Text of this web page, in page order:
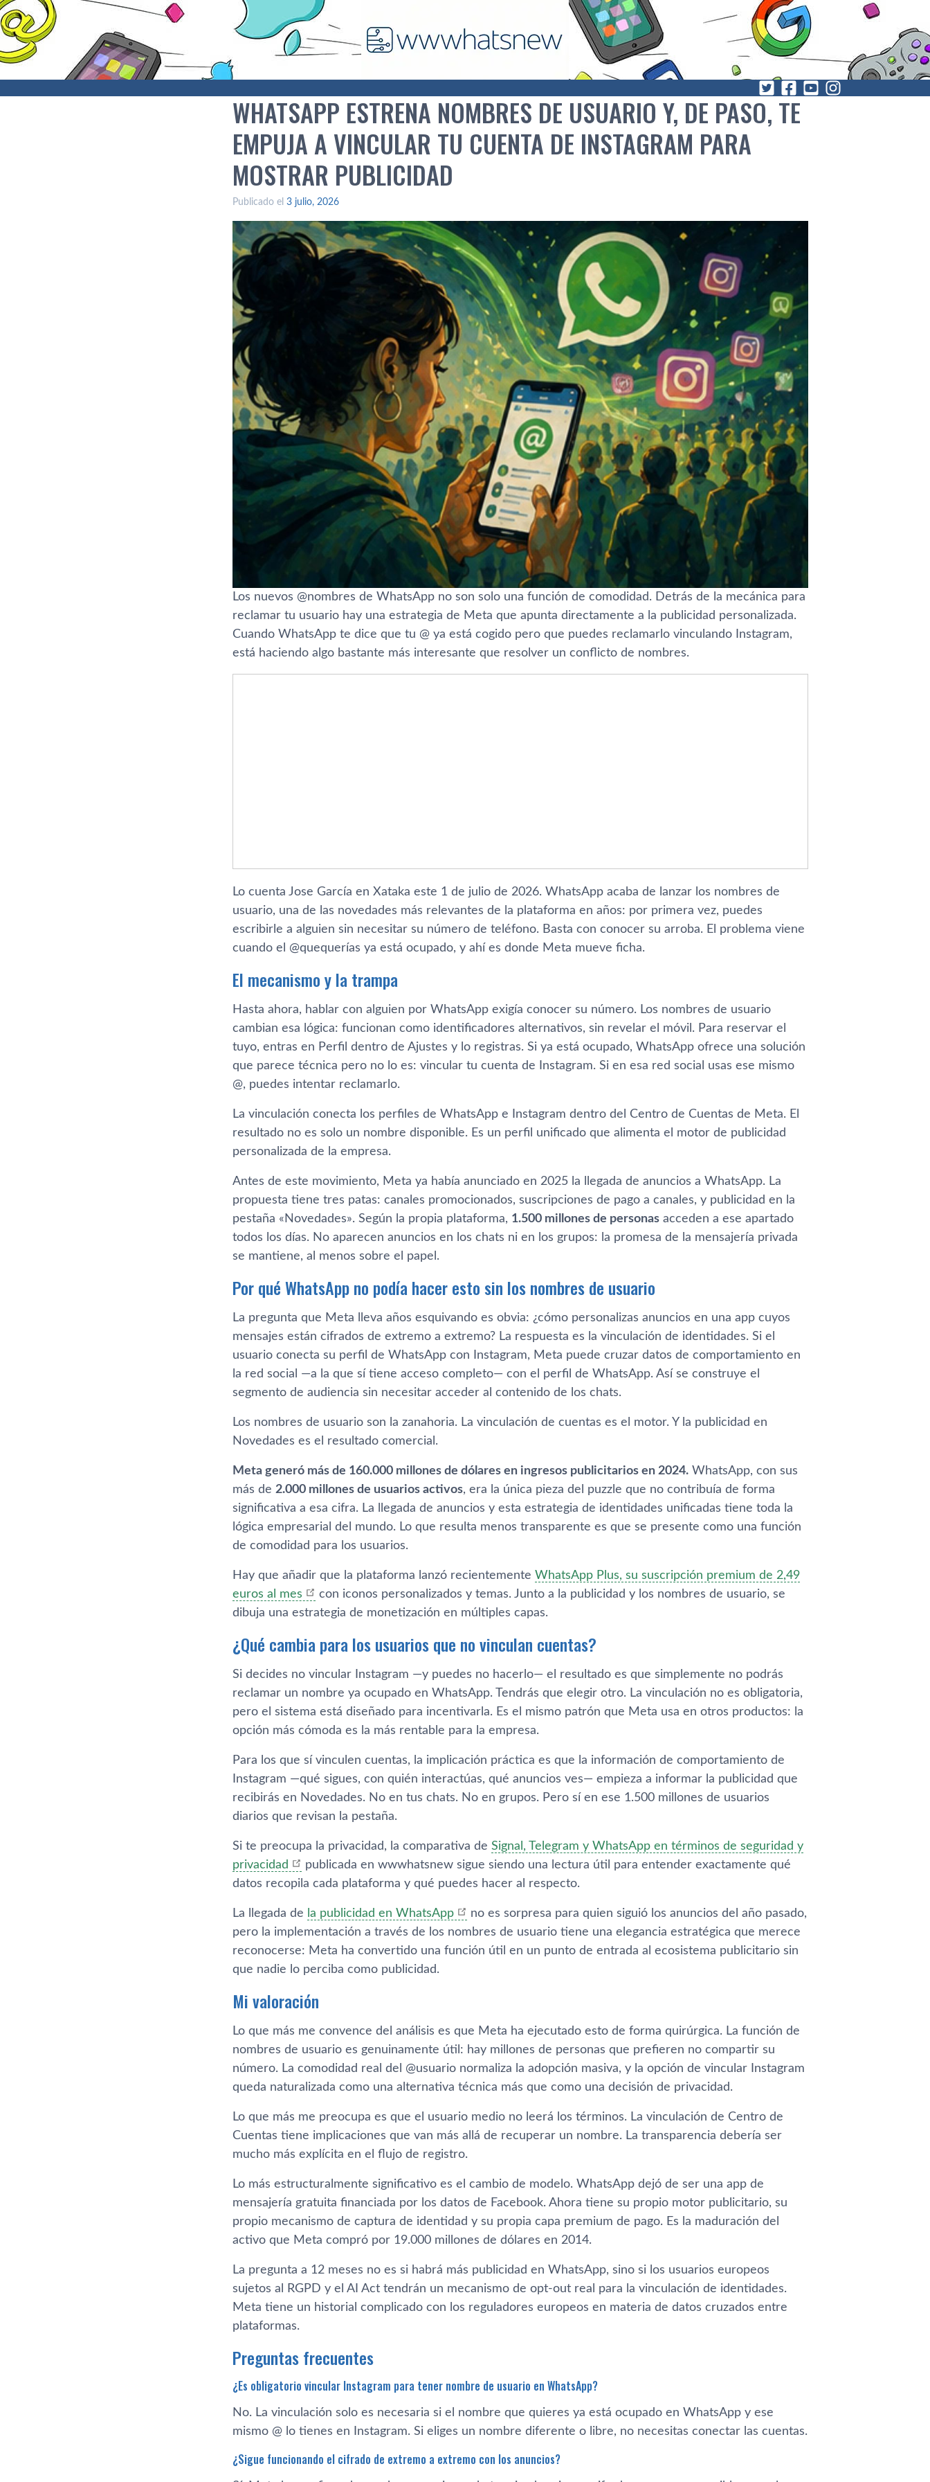
WHATSAPP ESTRENA NOMBRES DE USUARIO Y, DE PASO, TE
EMPUJA A VINCULAR TU CUENTA DE INSTAGRAM PARA
MOSTRAR PUBLICIDAD
Publicado el 3 julio, 2026
Los nuevos @nombres de WhatsApp no son solo una función de comodidad. Detrás de la mecánica para
reclamar tu usuario hay una estrategia de Meta que apunta directamente a la publicidad personalizada.
Cuando WhatsApp te dice que tu @ ya está cogido pero que puedes reclamarlo vinculando Instagram,
está haciendo algo bastante más interesante que resolver un conflicto de nombres.
Lo cuenta Jose García en Xataka este 1 de julio de 2026. WhatsApp acaba de lanzar los nombres de
usuario, una de las novedades más relevantes de la plataforma en años: por primera vez, puedes
escribirle a alguien sin necesitar su número de teléfono. Basta con conocer su arroba. El problema viene
cuando el @quequerías ya está ocupado, y ahí es donde Meta mueve ficha.
El mecanismo y la trampa
Hasta ahora, hablar con alguien por WhatsApp exigía conocer su número. Los nombres de usuario
cambian esa lógica: funcionan como identificadores alternativos, sin revelar el móvil. Para reservar el
tuyo, entras en Perfil dentro de Ajustes y lo registras. Si ya está ocupado, WhatsApp ofrece una solución
que parece técnica pero no lo es: vincular tu cuenta de Instagram. Si en esa red social usas ese mismo
@, puedes intentar reclamarlo.
La vinculación conecta los perfiles de WhatsApp e Instagram dentro del Centro de Cuentas de Meta. El
resultado no es solo un nombre disponible. Es un perfil unificado que alimenta el motor de publicidad
personalizada de la empresa.
Antes de este movimiento, Meta ya había anunciado en 2025 la llegada de anuncios a WhatsApp. La
propuesta tiene tres patas: canales promocionados, suscripciones de pago a canales, y publicidad en la
pestaña «Novedades». Según la propia plataforma, 1.500 millones de personas acceden a ese apartado
todos los días. No aparecen anuncios en los chats ni en los grupos: la promesa de la mensajería privada
se mantiene, al menos sobre el papel.
Por qué WhatsApp no podía hacer esto sin los nombres de usuario
La pregunta que Meta lleva años esquivando es obvia: ¿cómo personalizas anuncios en una app cuyos
mensajes están cifrados de extremo a extremo? La respuesta es la vinculación de identidades. Si el
usuario conecta su perfil de WhatsApp con Instagram, Meta puede cruzar datos de comportamiento en
la red social —a la que sí tiene acceso completo— con el perfil de WhatsApp. Así se construye el
segmento de audiencia sin necesitar acceder al contenido de los chats.
Los nombres de usuario son la zanahoria. La vinculación de cuentas es el motor. Y la publicidad en
Novedades es el resultado comercial.
Meta generó más de 160.000 millones de dólares en ingresos publicitarios en 2024. WhatsApp, con sus
más de 2.000 millones de usuarios activos, era la única pieza del puzzle que no contribuía de forma
significativa a esa cifra. La llegada de anuncios y esta estrategia de identidades unificadas tiene toda la
lógica empresarial del mundo. Lo que resulta menos transparente es que se presente como una función
de comodidad para los usuarios.
Hay que añadir que la plataforma lanzó recientemente WhatsApp Plus, su suscripción premium de 2,49
euros al mes
con iconos personalizados y temas. Junto a la publicidad y los nombres de usuario, se
dibuja una estrategia de monetización en múltiples capas.
¿Qué cambia para los usuarios que no vinculan cuentas?
Si decides no vincular Instagram —y puedes no hacerlo— el resultado es que simplemente no podrás
reclamar un nombre ya ocupado en WhatsApp. Tendrás que elegir otro. La vinculación no es obligatoria,
pero el sistema está diseñado para incentivarla. Es el mismo patrón que Meta usa en otros productos: la
opción más cómoda es la más rentable para la empresa.
Para los que sí vinculen cuentas, la implicación práctica es que la información de comportamiento de
Instagram —qué sigues, con quién interactúas, qué anuncios ves— empieza a informar la publicidad que
recibirás en Novedades. No en tus chats. No en grupos. Pero sí en ese 1.500 millones de usuarios
diarios que revisan la pestaña.
Si te preocupa la privacidad, la comparativa de Signal, Telegram y WhatsApp en términos de seguridad y
privacidad
publicada en wwwhatsnew sigue siendo una lectura útil para entender exactamente qué
datos recopila cada plataforma y qué puedes hacer al respecto.
La llegada de la publicidad en WhatsApp
no es sorpresa para quien siguió los anuncios del año pasado,
pero la implementación a través de los nombres de usuario tiene una elegancia estratégica que merece
reconocerse: Meta ha convertido una función útil en un punto de entrada al ecosistema publicitario sin
que nadie lo perciba como publicidad.
Mi valoración
Lo que más me convence del análisis es que Meta ha ejecutado esto de forma quirúrgica. La función de
nombres de usuario es genuinamente útil: hay millones de personas que prefieren no compartir su
número. La comodidad real del @usuario normaliza la adopción masiva, y la opción de vincular Instagram
queda naturalizada como una alternativa técnica más que como una decisión de privacidad.
Lo que más me preocupa es que el usuario medio no leerá los términos. La vinculación de Centro de
Cuentas tiene implicaciones que van más allá de recuperar un nombre. La transparencia debería ser
mucho más explícita en el flujo de registro.
Lo más estructuralmente significativo es el cambio de modelo. WhatsApp dejó de ser una app de
mensajería gratuita financiada por los datos de Facebook. Ahora tiene su propio motor publicitario, su
propio mecanismo de captura de identidad y su propia capa premium de pago. Es la maduración del
activo que Meta compró por 19.000 millones de dólares en 2014.
La pregunta a 12 meses no es si habrá más publicidad en WhatsApp, sino si los usuarios europeos
sujetos al RGPD y el AI Act tendrán un mecanismo de opt-out real para la vinculación de identidades.
Meta tiene un historial complicado con los reguladores europeos en materia de datos cruzados entre
plataformas.
Preguntas frecuentes
¿Es obligatorio vincular Instagram para tener nombre de usuario en WhatsApp?
No. La vinculación solo es necesaria si el nombre que quieres ya está ocupado en WhatsApp y ese
mismo @ lo tienes en Instagram. Si eliges un nombre diferente o libre, no necesitas conectar las cuentas.
¿Sigue funcionando el cifrado de extremo a extremo con los anuncios?